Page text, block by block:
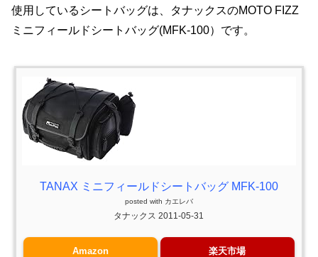
使用しているシートバッグは、タナックスのMOTO FIZZ
ミニフィールドシートバッグ(MFK-100）です。
TANAX ミニフィールドシートバッグ MFK-100
posted with カエレバ
タナックス 2011-05-31
Amazon 楽天市場